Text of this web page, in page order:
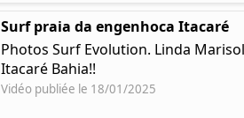
Surf praia da engenhoca Itacaré
Photos Surf Evolution. Linda
Itacaré Bahia!!
Vidéo publiée le 18/01/2025